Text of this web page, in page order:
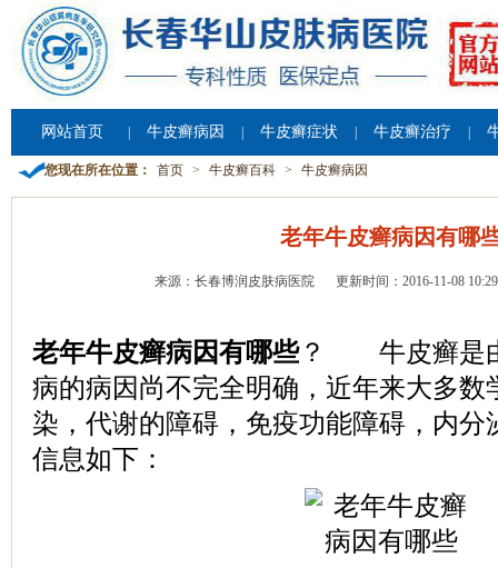
网站首页 牛皮癣病因 牛皮癣症状 牛皮癣治疗
您现在所在位置： 首页 > 牛皮癣百科 > 牛皮癣病因
老年牛皮癣病因有哪
来源：长春博润皮肤病医院 更新时间：2016-11-08
老年牛皮癣病因有哪些？ 牛皮癣是由
病的病因尚不完全明确，近年来大多数
染，代谢的障碍，免疫功能障碍，内分
信息如下：